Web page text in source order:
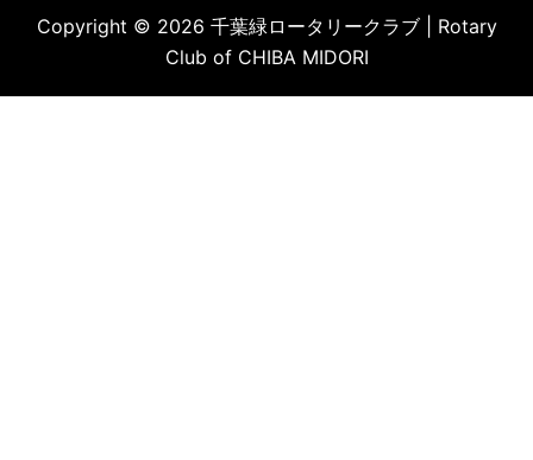
Copyright © 2026 千葉緑ロータリークラブ | Rotary
Club of CHIBA MIDORI